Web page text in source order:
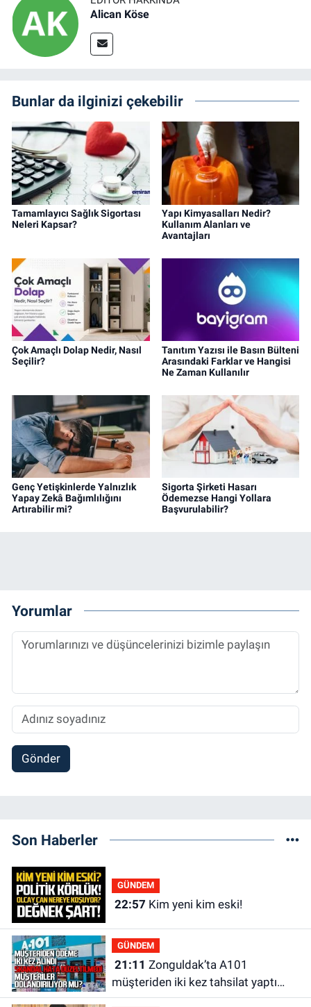
Alican Köse
Bunlar da ilginizi çekebilir
Tamamlayıcı Sağlık Sigortası
Neleri Kapsar?
Yapı Kimyasalları Nedir?
Kullanım Alanları ve
Avantajları
Çok Amaçlı Dolap Nedir, Nasıl
Seçilir?
Tanıtım Yazısı ile Basın Bülteni
Arasındaki Farklar ve Hangisi
Ne Zaman Kullanılır
Genç Yetişkinlerde Yalnızlık
Yapay Zekâ Bağımlılığını
Artırabilir mi?
Sigorta Şirketi Hasarı
Ödemezse Hangi Yollara
Başvurulabilir?
Yorumlar
Gönder
Son Haberler
GÜNDEM
22:57 Kim yeni kim eski!
GÜNDEM
21:11
müşteriden iki kez tahsilat yaptı
geri ödemiyor!